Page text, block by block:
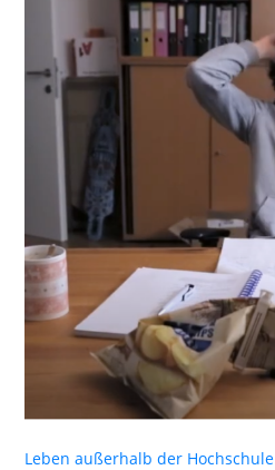
Leben außerhalb der Hochschule